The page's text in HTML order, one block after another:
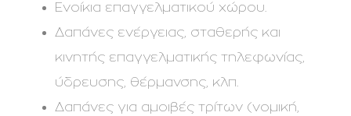
Ενοίκια επαγγελματικού χώρου.
Δαπάνες ενέργειας, σταθερής και
κινητής επαγγελματικής τηλεφωνίας,
ύδρευσης, θέρμανσης, κλπ.
Δαπάνες για αμοιβές τρίτων (νομική,